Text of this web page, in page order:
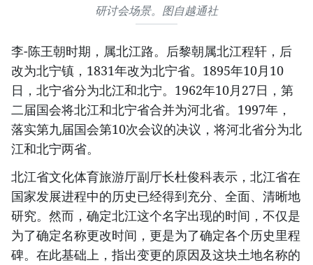
研讨会场景。图自越通社
李-陈王朝时期，属北江路。后黎朝属北江程轩，后
改为北宁镇，1831年改为北宁省。1895年10月10
日，北宁省分为北江和北宁。1962年10月27日，第
二届国会将北江和北宁省合并为河北省。1997年，
落实第九届国会第10次会议的决议，将河北省分为北
江和北宁两省。
北江省文化体育旅游厅副厅长杜俊科表示，北江省在
国家发展进程中的历史已经得到充分、全面、清晰地
研究。然而，确定北江这个名字出现的时间，不仅是
为了确定名称更改时间，更是为了确定各个历史里程
碑。在此基础上，指出变更的原因及这块土地名称的